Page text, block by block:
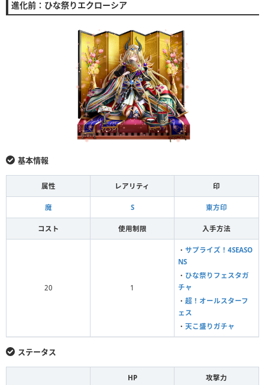
進化前：ひな祭りエクローシア
基本情報
属性 レアリティ 印
魔 S 東方印
コスト 使用制限 入手方法
20 1
・ サプライズ！4SEASO
NS
・ ひな祭りフェスタガ
チャ
・ 超！オールスターフ
ェス
・ 天こ盛りガチャ
ステータス
HP 攻撃力